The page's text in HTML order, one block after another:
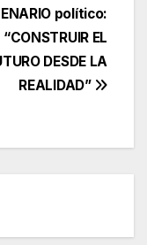
político:
“CONSTRUIR EL
DESDE LA
REALIDAD”